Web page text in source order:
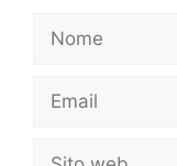
Nome
Email
Sito